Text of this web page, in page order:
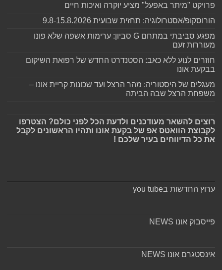
פרויקט "מיתר באפעל" מציע יוקרה ואיכות חיים
הורוסקופ/אסטרולוגיה: תחזית שבועית 9.8-15.8.2026
מפגע סביבתי במתחם G סביון: ערימות אשפה שלא פונו
מעוררות זעם
חוזרים לנוע ללא כאב: הסטנדרט החדש של רפואת השיקום
בבקעת אונו
מעגלים של היסטוריה: מהר הרצל ועד שכונות קריית אונו –
משפחת הרצל שבה הביתה
רוצים להשאר מעודכנים ולדעת הכל לפני כולם? הצטרפו
לקבוצת הוואטס אפ של בקעת אונו ותהיו הראשונים לקבל
את כל הדיווחים בעיר שלכם !
ערוץ החדשות בyou tube
פייסבוק אונו NEWS
אינסטגרם אונו NEWS